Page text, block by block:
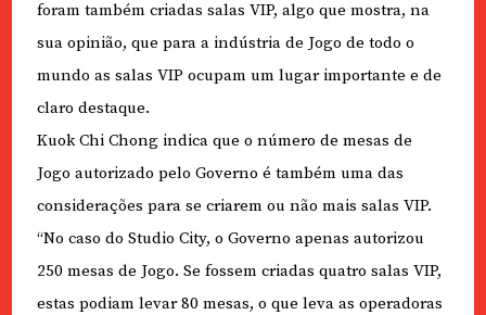
foram também criadas salas VIP, algo que mostra, na
sua opinião, que para a indústria de Jogo de todo o
mundo as salas VIP ocupam um lugar importante e de
claro destaque.
Kuok Chi Chong indica que o número de mesas de
Jogo autorizado pelo Governo é também uma das
considerações para se criarem ou não mais salas VIP.
“No caso do Studio City, o Governo apenas autorizou
250 mesas de Jogo. Se fossem criadas quatro salas VIP,
estas podiam levar 80 mesas, o que leva as operadoras